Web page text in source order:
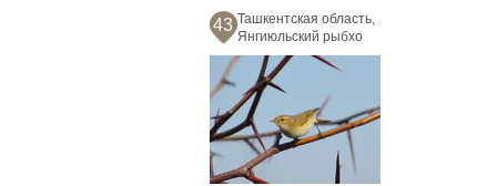
43 Ташкентская область,
Янгиюльский рыбхо